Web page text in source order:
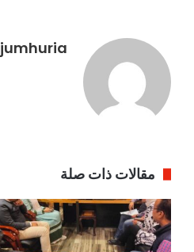
jumhuria
مقالات ذات صلة